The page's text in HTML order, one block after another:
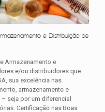
e Distribuição de
Armazenamento e
e/ou distribuidores que
sua excelência nas
armazenamento e
seja por um diferencial
Certificação nas Boas